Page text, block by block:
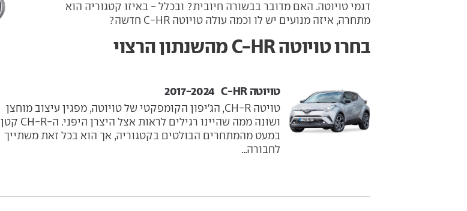
דגמי טויוטה. האם מדובר בבשורה חיובית? ובכלל - באיזו קטגוריה הוא
מתחרה, איזה מנועים יש לו וכמה עולה טויוטה C-HR חדשה?
בחרו טויוטה C-HR מהשנתון הרצוי
טויוטה C-HR ‏ 2017-2024
טויטה CH-R, הג'יפון הקומפקטי של טויוטה, מפגין עיצוב מוחצן
ושונה ממה שהיינו רגילים לראות אצל היצרן היפני. ה-CH-R קטן
במעט מהמתחרים הבולטים בקטגוריה, אך הוא בכל זאת משתייך
לחבורה...